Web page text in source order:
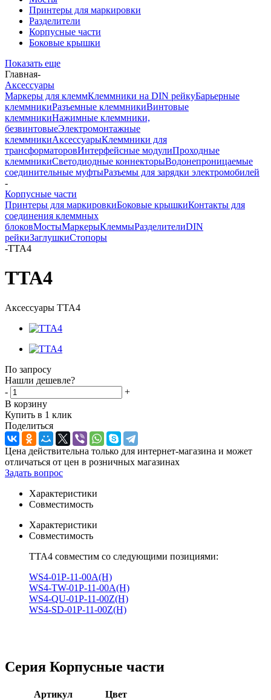
Принтеры для маркировки
Разделители
Корпусные части
Боковые крышки
Показать еще
Главная-
Аксессуары
Маркеры для клеммКлеммники на DIN рейкуБарьерные
клеммникиРазъемные клеммникиВинтовые
клеммникиНажимные клеммники,
безвинтовыеЭлектромонтажные
клеммникиАксессуарыКлеммники для
трансформаторовИнтерфейсные модулиПроходные
клеммникиСветодиодные коннекторыВодонепроницаемые
соединительные муфтыРазъемы для зарядки электромобилей
-
Корпусные части
Принтеры для маркировкиБоковые крышкиКонтакты для
соединения клеммных
блоковМостыМаркерыКлеммыРазделителиDIN
рейкиЗаглушкиСтопоры
-TTA4
TTA4
Аксессуары TTA4
По запросу
Нашли дешевле?
-
+
В корзину
Купить в 1 клик
Поделиться
Цена действительна только для интернет-магазина и может
отличаться от цен в розничных магазинах
Задать вопрос
Характеристики
Совместимость
Характеристики
Совместимость
TTA4 совместим со следующими позициями:
WS4-01P-11-00A(H)
WS4-TW-01P-11-00A(H)
WS4-QU-01P-11-00Z(H)
WS4-SD-01P-11-00Z(H)
Серия Корпусные части
Артикул
Цвет